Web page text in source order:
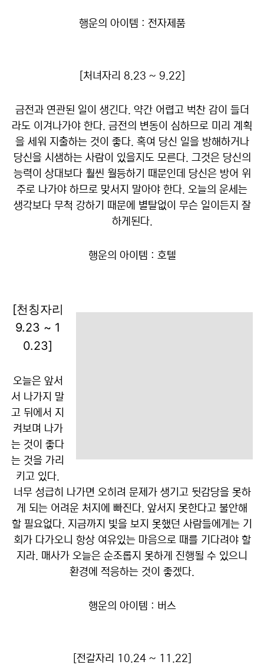
행운의 아이템 : 전자제품
[처녀자리 8.23 ~ 9.22]
금전과 연관된 일이 생긴다. 약간 어렵고 벅찬 감이 들더
라도 이겨나가야 한다. 금전의 변동이 심하므로 미리 계획
을 세워 지출하는 것이 좋다. 혹여 당신 일을 방해하거나
당신을 시샘하는 사람이 있을지도 모른다. 그것은 당신의
능력이 상대보다 훨씬 월등하기 때문인데 당신은 방어 위
주로 나가야 하므로 맞서지 말아야 한다. 오늘의 운세는
생각보다 무척 강하기 때문에 별탈없이 무슨 일이든지 잘
하게된다.
행운의 아이템 : 호텔
[천칭자리
9.23 ~ 1
0.23]
오늘은 앞서
서 나가지 말
고 뒤에서 지
켜보며 나가
는 것이 좋다
는 것을 가리
키고 있다.
너무 성급히 나가면 오히려 문제가 생기고 뒷감당을 못하
게 되는 어려운 처지에 빠진다. 앞서지 못한다고 불안해
할 필요없다. 지금까지 빛을 보지 못했던 사람들에게는 기
회가 다가오니 항상 여유있는 마음으로 때를 기다려야 할
지라. 매사가 오늘은 순조롭지 못하게 진행될 수 있으니
환경에 적응하는 것이 좋겠다.
행운의 아이템 : 버스
[전갈자리 10.24 ~ 11.22]